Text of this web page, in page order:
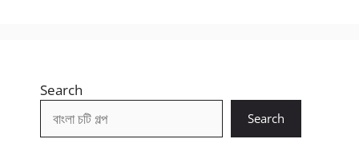
Search
Search